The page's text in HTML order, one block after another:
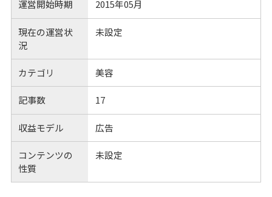
運営開始時期 2015年05月
現在の運営状
況
未設定
カテゴリ 美容
記事数 17
収益モデル 広告
コンテンツの
性質
未設定